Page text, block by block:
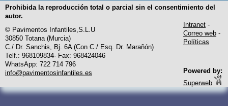
Prohibida la reproducción total o parcial sin el consentimiento del
autor.
© Pavimentos Infantiles,S.L.U
30850 Totana (Murcia)
C./ Dr. Sanchis, Bj. 6A (Con C./ Esq. Dr. Marañón)
Telf.: 968109834· Fax: 968424046
WhatsApp: 722 714 796
info@pavimentosinfantiles.es
Intranet -
Correo web -
Políticas
Powered by:
Superweb